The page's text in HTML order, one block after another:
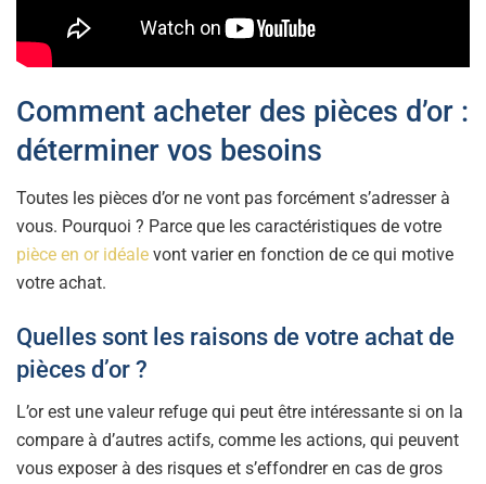
Comment acheter des pièces d’or :
déterminer vos besoins
Toutes les pièces d’or ne vont pas forcément s’adresser à
vous. Pourquoi ? Parce que les caractéristiques de votre
pièce en or idéale vont varier en fonction de ce qui motive
votre achat.
Quelles sont les raisons de votre achat de
pièces d’or ?
L’or est une valeur refuge qui peut être intéressante si on la
compare à d’autres actifs, comme les actions, qui peuvent
vous exposer à des risques et s’effondrer en cas de gros